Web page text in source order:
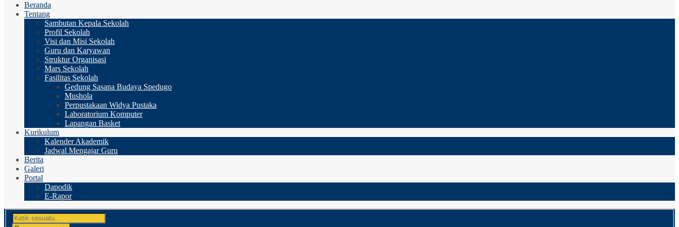
Beranda
Tentang
Sambutan Kepala Sekolah
Profil Sekolah
Visi dan Misi Sekolah
Guru dan Karyawan
Struktur Organisasi
Mars Sekolah
Fasilitas Sekolah
Gedung Sasana Budaya Spedugo
Mushola
Perpustakaan Widya Pustaka
Laboratorium Komputer
Lapangan Basket
Kurikulum
Kalender Akademik
Jadwal Mengajar Guru
Berita
Galeri
Portal
Dapodik
E-Rapor